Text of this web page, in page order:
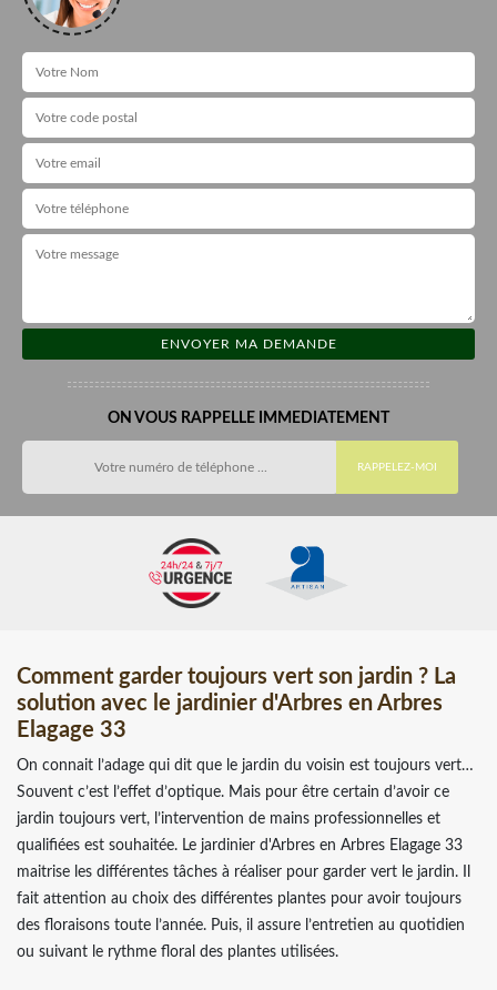
ON VOUS RAPPELLE IMMEDIATEMENT
Comment garder toujours vert son jardin ? La
solution avec le jardinier d'Arbres en Arbres
Elagage 33
On connait l’adage qui dit que le jardin du voisin est toujours vert…
Souvent c’est l’effet d’optique. Mais pour être certain d’avoir ce
jardin toujours vert, l’intervention de mains professionnelles et
qualifiées est souhaitée. Le jardinier d'Arbres en Arbres Elagage 33
maitrise les différentes tâches à réaliser pour garder vert le jardin. Il
fait attention au choix des différentes plantes pour avoir toujours
des floraisons toute l’année. Puis, il assure l’entretien au quotidien
ou suivant le rythme floral des plantes utilisées.